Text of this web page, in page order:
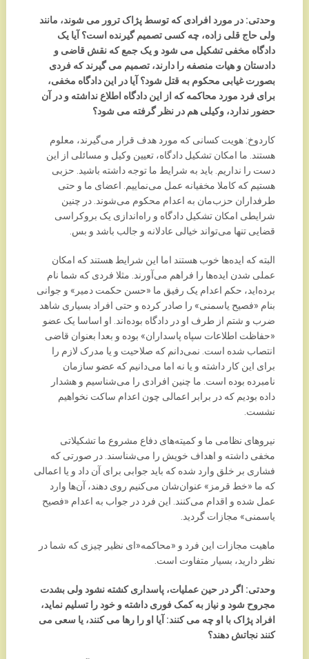
وحدتی: در مورد افرادی که توسط پژاک ترور می شوند، مانند
ولی حاج قلی زاده، چه کسی تصمیم گیرنده است؟ آیا یک
دادگاه مخفی تشکیل می شود و یک جمع که نقش قاضی و
دادستان و هیات منصفه را دارند، تصمیم می گیرند که فردی
بصورت غیابی محکوم به قتل شود؟ آیا در این دادگاه مخفی،
برای فرد مورد محاکمه که از این دادگاه اطلاع نداشته و در آن
حضور ندارد، وکیلی هم در نظر گرفته می شود؟
کاردوخ: هویت کسانی که مورد هدف قرار می‌گیرند، معلوم
هستند. ما امکان تشکیل دادگاه، تعیین وکیل و مسائلی از این
دست را نداریم. باید به شرایط ما توجه داشته باشید. حزبی
هستیم که کاملا مخفیانه عمل می‌نماییم. اعضای ما و حتی
طرفداران حزب‌مان به اعدام محکوم می‌شوند. در چنین
شرایطی امکان تشکیل دادگاه و راه‌اندازی یک بروکراسی
قضایی تنها می‌تواند خیالی عادلانه و جالب باشد و بس.
البته که ایده‌ها خوب هستند اما این شرایط هستند که امکان
عملی شدن ایده‌ها را فراهم می‌آورند. مثلا فردی که شما نام
برده‌اید، حکم اعدام یک رفیق ما «حسن حکمت دمیر» و جوانی
بنام «فصیح یاسمنی» را صادر کرده و حتی افراد بسیاری شاهد
ضرب و شتم از طرف او در دادگاه بوده‌اند. او اساسا یک عضو
«حفاظت اطلاعات سپاه پاسداران» بوده و بعدا بعنوان قاضی
انتصاب شده است. نمی‌دانم که صلاحیت و یا مدرک لازم را
برای این کار داشته و یا نه اما می‌دانیم که عضو سازمان
نامبرده بوده است. ما چنین افرادی را می‌شناسیم و هشدار
داده بودیم که در برابر اعمالی چون اعدام ساکت نخواهیم
نشست.
نیروهای نظامی ما و کمیته‌های دفاع مشروع ما تشکیلاتی
مخفی داشته و اهداف خویش را می‌شناسند. در صورتی که
فشاری بر خلق وارد شده که باید جوابی برای آن داد و یا اعمالی
که ما «خط قرمز» عنوان‌شان می‌کنیم روی دهند، آن‌ها وارد
عمل شده و اقدام می‌کنند. این فرد در جواب به اعدام «فصیح
یاسمنی» مجازات گردید.
ماهیت مجازات این فرد و «محاکمه‌«ای نظیر چیزی که شما در
نظر دارید، بسیار متفاوت است.
وحدتی: اگر در حین عملیات، پاسداری کشته نشود ولی بشدت
مجروح شود و نیاز به کمک فوری داشته و خود را تسلیم نماید،
افراد پژاک با او چه می کنند: آیا او را رها می کنند، یا سعی می
کنند نجاتش دهند؟